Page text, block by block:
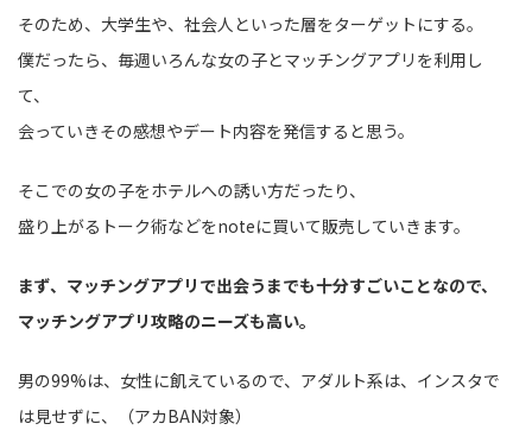
そのため、大学生や、社会人といった層をターゲットにする。
僕だったら、毎週いろんな女の子とマッチングアプリを利用し
て、
会っていきその感想やデート内容を発信すると思う。
そこでの女の子をホテルへの誘い方だったり、
盛り上がるトーク術などをnoteに買いて販売していきます。
まず、マッチングアプリで出会うまでも十分すごいことなので、
マッチングアプリ攻略のニーズも高い。
男の99%は、女性に飢えているので、アダルト系は、インスタで
は見せずに、（アカBAN対象）